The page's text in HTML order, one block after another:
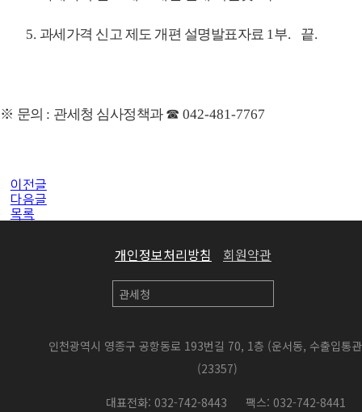
5. 과세가격 신고 제도 개편 설명발표자료 1 부. 끝.
※ 문의 : 관세청 심사정책과 ☎042-481-7767
이전글
다음글
목록
개인정보처리방침 회원약관
인천광역시 영종구 공항동로 193번길 70, 1층 (운서동, 수출입통
(23357)
대표전화: 032-742-8443
팩스: 032-742-8441